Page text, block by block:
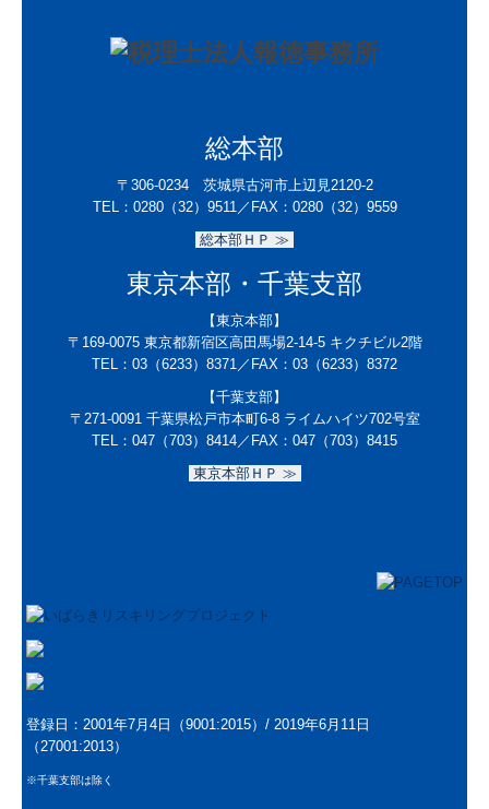
総本部
〒306-0234 茨城県古河市上辺見2120-2
TEL： 0280（32）9511／ FAX：0280（32）9559
総本部ＨＰ ≫
東京本部・千葉支部
【東京本部】
〒169-0075 東京都新宿区高田馬場2-14-5 キクチビル2階
TEL： 03（6233）8371 ／FAX： 03（6233）8372
【千葉支部】
〒271-0091 千葉県松戸市本町6-8 ライムハイツ702号室
TEL：047（703）8414／ FAX：047（703）8415
東京本部ＨＰ ≫
登録日：2001年7月4日（9001:2015）/ 2019年6月11日
（27001:2013）
※千葉支部は除く